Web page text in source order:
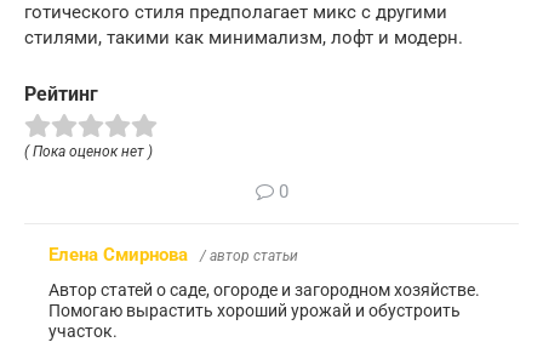
готического стиля предполагает микс с другими
стилями, такими как минимализм, лофт и модерн.
Рейтинг
( Пока оценок нет )
0
Елена Смирнова / автор статьи
Автор статей о саде, огороде и загородном хозяйстве.
Помогаю вырастить хороший урожай и обустроить
участок.